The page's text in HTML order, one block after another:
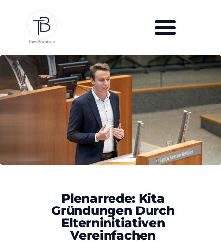
Plenarrede: Kita
Gründungen Durch
Elterninitiativen
Vereinfachen